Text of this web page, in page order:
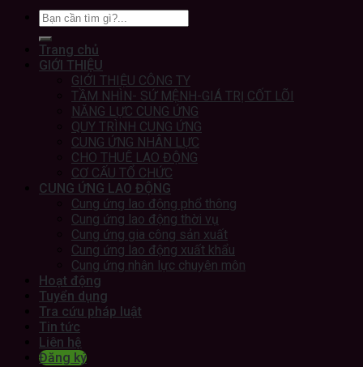
Trang chủ
GIỚI THIỆU
GIỚI THIỆU CÔNG TY
TẦM NHÌN- SỨ MỆNH-GIÁ TRỊ CỐT LÕI
NĂNG LỰC CUNG ỨNG
QUY TRÌNH CUNG ỨNG
CUNG ỨNG NHÂN LỰC
CHO THUÊ LAO ĐỘNG
CƠ CẤU TỔ CHỨC
CUNG ỨNG LAO ĐỘNG
Cung ứng lao động phổ thông
Cung ứng lao động thời vụ
Cung ứng gia công sản xuất
Cung ứng lao động xuất khẩu
Cung ứng nhân lực chuyên môn
Hoạt động
Tuyển dụng
Tra cứu pháp luật
Tin tức
Liên hệ
Đăng ký